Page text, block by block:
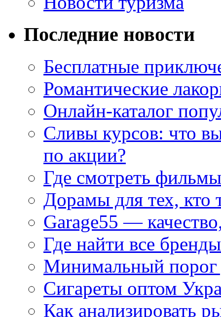
Последние новости
Бесплатные
Романтические
Онлайн-каталог
Сливы курсов: что
по акции?
Где смотреть
Дорамы для тех, кто
Garage55 —
Где найти все
Минимальный порог
Сигареты оптом
Как анализировать